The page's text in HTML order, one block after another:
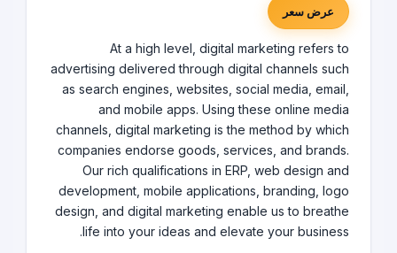
عرض سعر
At a high level, digital marketing refers to
advertising delivered through digital channels such
as search engines, websites, social media, email,
and mobile apps. Using these online media
channels, digital marketing is the method by which
companies endorse goods, services, and brands.
Our rich qualifications in ERP, web design and
development, mobile applications, branding, logo
design, and digital marketing enable us to breathe
life into your ideas and elevate your business.